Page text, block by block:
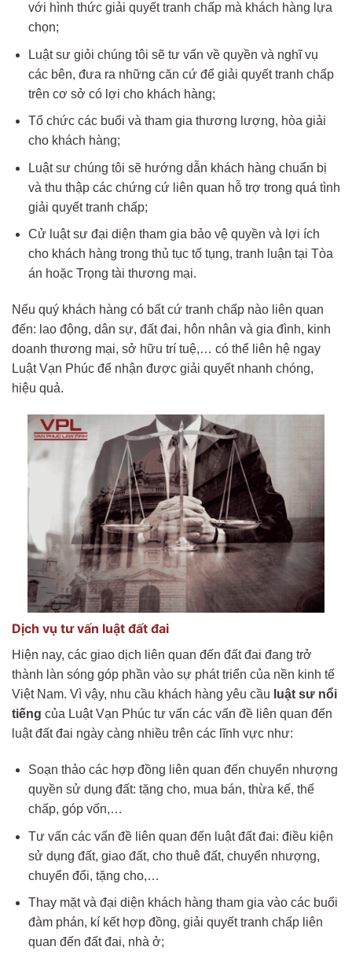
với hình thức giải quyết tranh chấp mà khách hàng lựa
chọn;
Luật sư giỏi chúng tôi sẽ tư vấn về quyền và nghĩ vụ
các bên, đưa ra những căn cứ để giải quyết tranh chấp
trên cơ sở có lợi cho khách hàng;
Tổ chức các buổi và tham gia thương lượng, hòa giải
cho khách hàng;
Luật sư chúng tôi sẽ hướng dẫn khách hàng chuẩn bị
và thu thập các chứng cứ liên quan hỗ trợ trong quá tình
giải quyết tranh chấp;
Cử luật sư đại diện tham gia bảo vệ quyền và lợi ích
cho khách hàng trong thủ tục tố tụng, tranh luận tại Tòa
án hoặc Trọng tài thương mại.
Nếu quý khách hàng có bất cứ tranh chấp nào liên quan
đến: lao động, dân sự, đất đai, hôn nhân và gia đình, kinh
doanh thương mại, sở hữu trí tuệ,… có thể liên hệ ngay
Luật Vạn Phúc để nhận được giải quyết nhanh chóng,
hiệu quả.
Dịch vụ tư vấn luật đất đai
Hiện nay, các giao dịch liên quan đến đất đai đang trở
thành làn sóng góp phần vào sự phát triển của nền kinh tế
Việt Nam. Vì vậy, nhu cầu khách hàng yêu cầu luật sư nổi
tiếng của Luật Vạn Phúc tư vấn các vấn đề liên quan đến
luật đất đai ngày càng nhiều trên các lĩnh vực như:
Soạn thảo các hợp đồng liên quan đến chuyển nhượng
quyền sử dụng đất: tặng cho, mua bán, thừa kế, thế
chấp, góp vốn,…
Tư vấn các vấn đề liên quan đến luật đất đai: điều kiện
sử dụng đất, giao đất, cho thuê đất, chuyển nhượng,
chuyển đổi, tặng cho,…
Thay mặt và đại diện khách hàng tham gia vào các buổi
đàm phán, kí kết hợp đồng, giải quyết tranh chấp liên
quan đến đất đai, nhà ở;